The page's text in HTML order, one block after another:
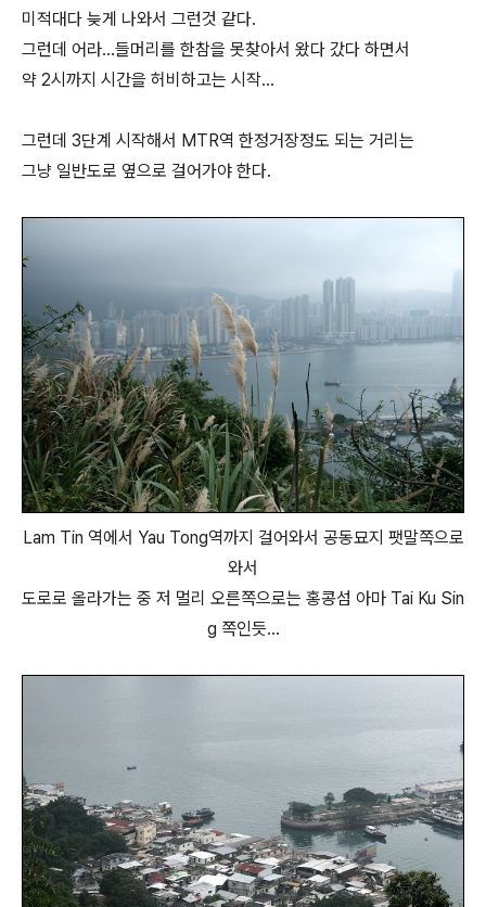
미적대다 늦게 나와서 그런것 같다.
그런데 어라...들머리를 한참을 못찾아서 왔다 갔다 하면서
약 2시까지 시간을 허비하고는 시작...
그런데 3단계 시작해서 MTR역 한정거장정도 되는 거리는
그냥 일반도로 옆으로 걸어가야 한다.
Lam Tin 역에서 Yau Tong역까지 걸어와서 공동묘지 팻말쪽으로
와서
도로로 올라가는 중 저 멀리 오른쪽으로는 홍콩섬 아마 Tai Ku Sin
g 쪽인듯...